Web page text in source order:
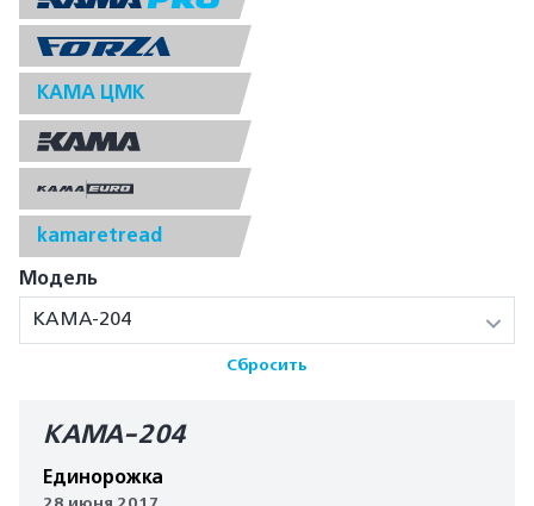
КАМА ЦМК
kamaretread
Модель
КАМА-204
Сбросить
КАМА-204
Единорожка